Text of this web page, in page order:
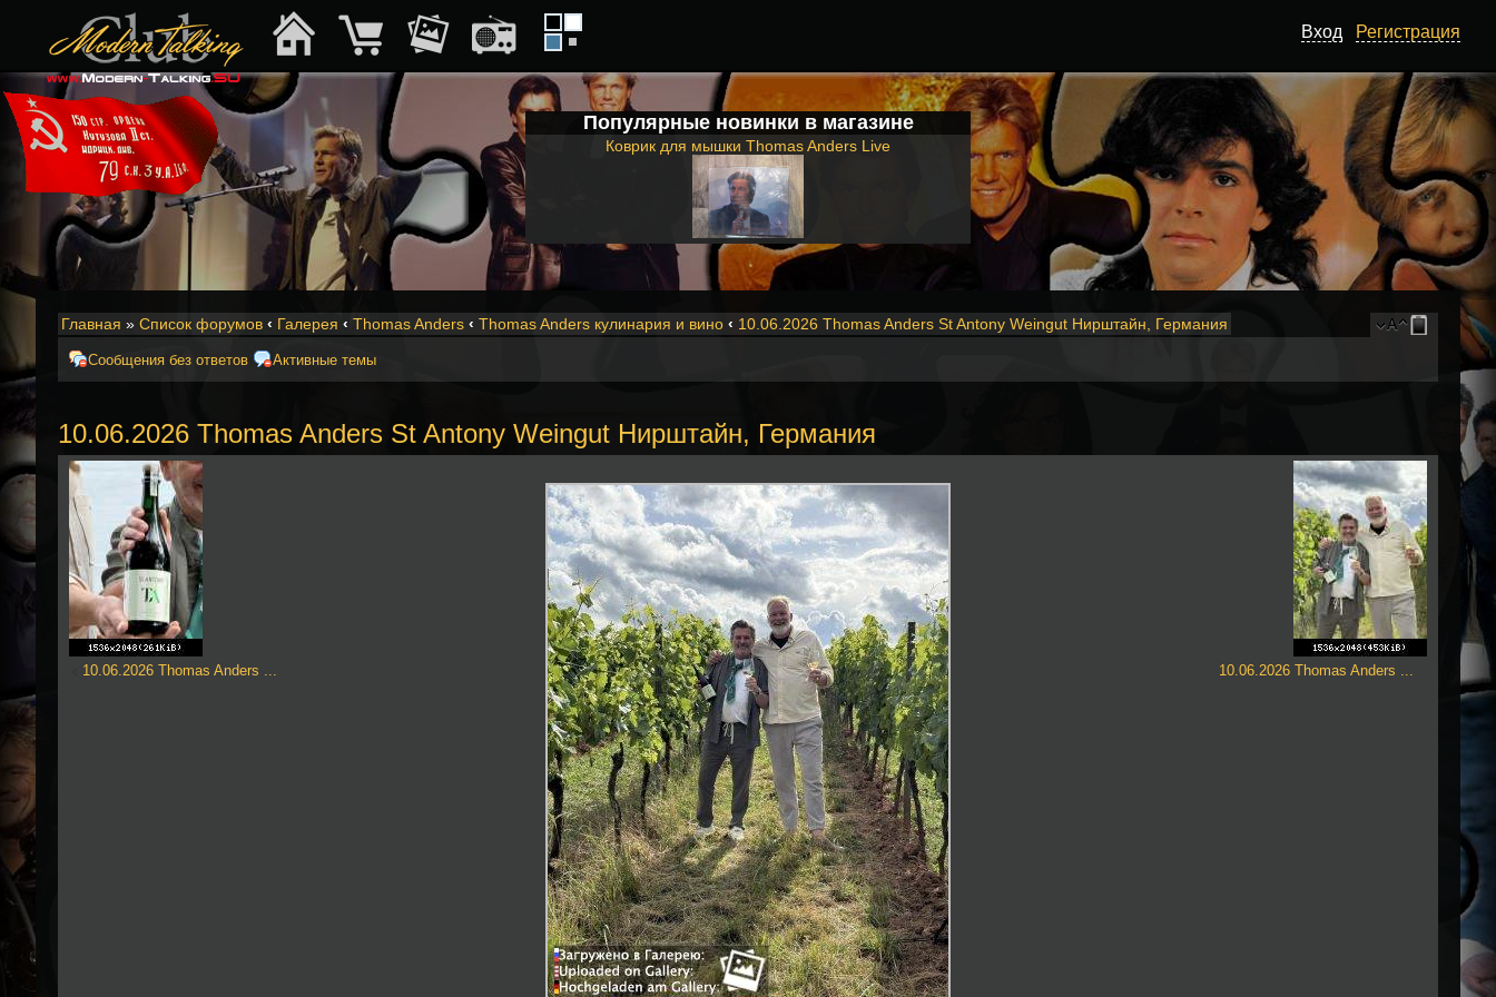
Популярные новинки в магазине
Коврик для мышки Thomas Anders Live
Главная » Список форумов ‹ Галерея ‹ Thomas Anders ‹ Thomas Anders кулинария и вино ‹ 10.06.2026 Thomas Anders St Antony Weingut Нирштайн, Германия
Сообщения без ответов Активные темы
10.06.2026 Thomas Anders St Antony Weingut Нирштайн, Германия
10.06.2026 Thomas Anders ... 10.06.2026 Thomas Anders ...
Вход Регистрация